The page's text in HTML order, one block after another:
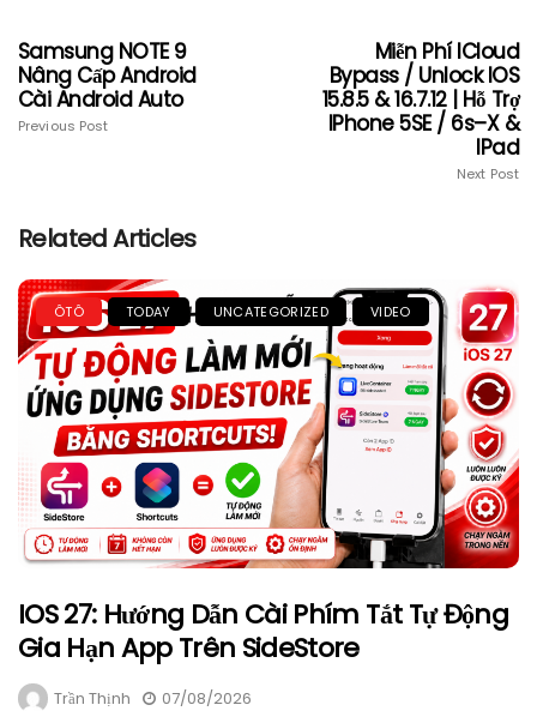
Samsung NOTE 9
Nâng Cấp Android
Cài Android Auto
Previous Post
Miễn Phí ICloud
Bypass / Unlock IOS
15.8.5 & 16.7.12 | Hỗ Trợ
IPhone 5SE / 6s–X &
IPad
Next Post
Related Articles
ÔTÔ TODAY UNCATEGORIZED VIDEO
IOS 27: Hướng Dẫn Cài Phím Tắt Tự Động
Gia Hạn App Trên SideStore
Trần Thịnh 07/08/2026